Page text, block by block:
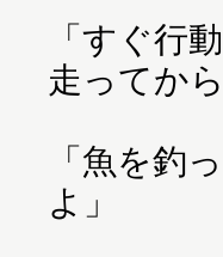
「すぐ行
走ってか
「魚を釣
よ」